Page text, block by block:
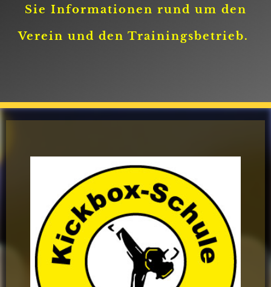
Sie Informationen rund um den
Verein und den Trainingsbetrieb.